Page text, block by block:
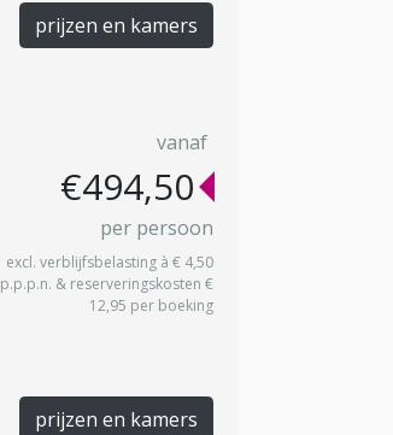
prijzen en kamers
vanaf
€494,50
per persoon
excl. verblijfsbelasting à € 4,50
p.p.p.n. & reserveringskosten €
12,95 per boeking
prijzen en kamers